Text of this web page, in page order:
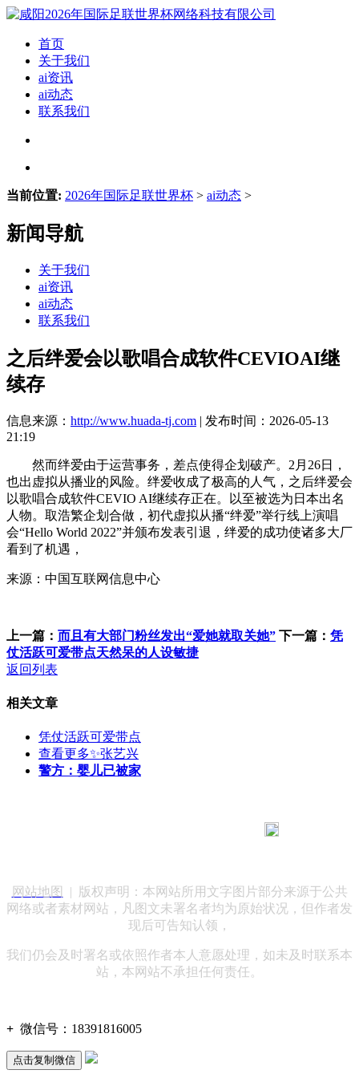
首页
关于我们
ai资讯
ai动态
联系我们
当前位置: 2026年国际足联世界杯 > ai动态 >
新闻导航
关于我们
ai资讯
ai动态
联系我们
之后绊爱会以歌唱合成软件CEVIOAI继
续存
信息来源： http://www.huada-tj.com | 发布时间：2026-05-13
21:19
然而绊爱由于运营事务，差点使得企划破产。2月26日，
也出虚拟从播业的风险。绊爱收成了极高的人气，之后绊爱会
以歌唱合成软件CEVIO AI继续存正在。以至被选为日本出名
人物。取浩繁企划合做，初代虚拟从播“绊爱”举行线上演唱
会“Hello World 2022”并颁布发表引退，绊爱的成功使诸多大厂
看到了机遇，
来源：中国互联网信息中心
上一篇： 而且有大部门粉丝发出“爱她就取关她” 下一篇： 凭
仗活跃可爱带点天然呆的人设敏捷
返回列表
相关文章
凭仗活跃可爱带点
查看更多✨张艺兴
警方：婴儿已被家
网站地图
| 版权声明：本网站所用文字图片部分来源于公共
网络或者素材网站，凡图文未署名者均为原始状况，但作者发
现后可告知认领，
我们仍会及时署名或依照作者本人意愿处理，如未及时联系本
站，本网站不承担任何责任。
+ 微信号： 18391816005
点击复制微信